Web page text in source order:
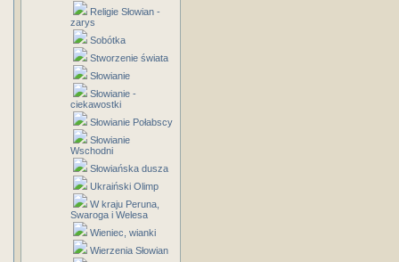
Religie Słowian -
zarys
Sobótka
Stworzenie świata
Słowianie
Słowianie -
ciekawostki
Słowianie Połabscy
Słowianie
Wschodni
Słowiańska dusza
Ukraiński Olimp
W kraju Peruna,
Swaroga i Welesa
Wieniec, wianki
Wierzenia Słowian